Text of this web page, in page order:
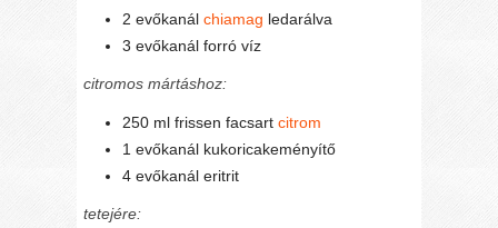
2 evőkanálchiamag ledarálva
3 evőkanál forró víz
citromos mártáshoz:
250 ml frissen facsartcitrom
1 evőkanál kukoricakeményítő
4 evőkanál eritrit
tetejére: